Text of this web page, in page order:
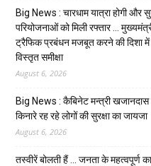
Big News : चारधाम यात्रा होगी और
परियोजनाओं को मिली रफ्तार …
ट्रैफिक प्रबंधन मजबूत करने की दिशा
विस्तृत समीक्षा
August 6, 2026
Big News : कैबिनेट मन्त्री खजानदास
किनारे रह रहे लोगों की सुरक्षा का जायजा
August 6, 2026
तस्वीरें बोलती हैं … जनता के महत्वपूर्ण